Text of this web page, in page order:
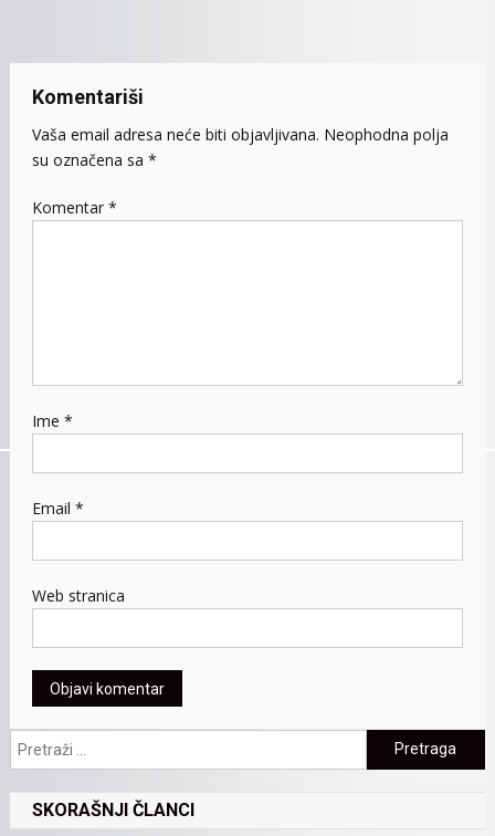
Komentariši
Vaša email adresa neće biti objavljivana. Neophodna polja
su označena sa *
Komentar *
Ime *
Email *
Web stranica
Pretraga:
SKORAŠNJI ČLANCI